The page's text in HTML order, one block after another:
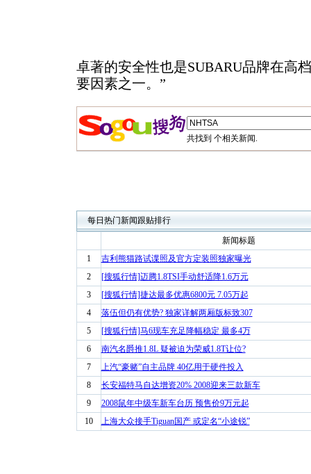
卓著的安全性也是SUBARU品牌在高
要因素之一。”
共找到 个相关新闻.
每日热门新闻跟贴排行
新闻标题
1
吉利熊猫路试谍照及官方定装照独家曝光
2
[搜狐行情]迈腾1.8TSI手动舒适降1.6万元
3
[搜狐行情]捷达最多优惠6800元 7.05万起
4
落伍但仍有优势? 独家详解两厢版标致307
5
[搜狐行情]马6现车充足降幅稳定 最多4万
6
南汽名爵推1.8L 疑被迫为荣威1.8T让位?
7
上汽“豪赌”自主品牌 40亿用于硬件投入
8
长安福特马自达增资20% 2008迎来三款新车
9
2008鼠年中级车新车台历 预售价9万元起
10
上海大众接手Tiguan国产 或定名“小途锐”